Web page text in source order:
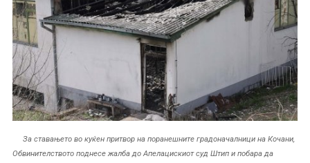
За ставањето во куќен притвор на поранешните градоначалници на Кочани,
Обвинителството поднесе жалба до Апелацискиот суд Штип и побара да